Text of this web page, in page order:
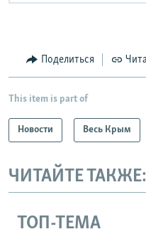
Поделиться
This item is part of
Новости Весь Крым
ЧИТАЙТЕ ТАКЖЕ:
ТОП-ТЕМА